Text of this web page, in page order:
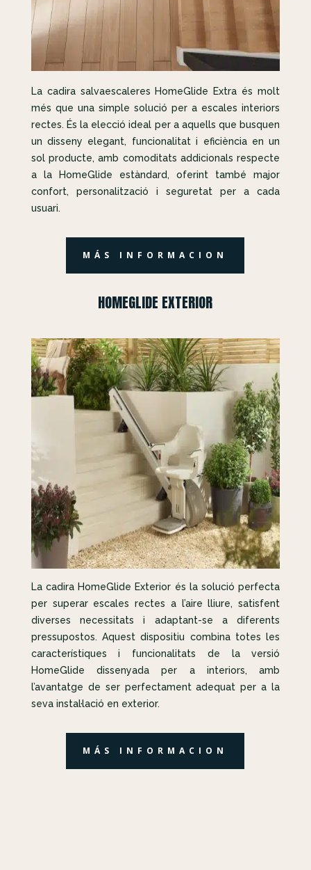
La cadira salvaescaleres HomeGlide Extra és molt
més que una simple solució per a escales interiors
rectes. És la elecció ideal per a aquells que busquen
un disseny elegant, funcionalitat i eficiència en un
sol producte, amb comoditats addicionals respecte
a la HomeGlide estàndard, oferint també major
confort, personalització i seguretat per a cada
usuari.
MÁS INFORMACION
HOMEGLIDE EXTERIOR
La cadira HomeGlide Exterior és la solució perfecta
per superar escales rectes a l’aire lliure, satisfent
diverses necessitats i adaptant-se a diferents
pressupostos. Aquest dispositiu combina totes les
característiques i funcionalitats de la versió
HomeGlide dissenyada per a interiors, amb
l’avantatge de ser perfectament adequat per a la
seva instal·lació en exterior.
MÁS INFORMACION